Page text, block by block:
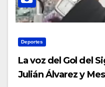
Deportes
La voz del Gol del
Julián Álvarez y